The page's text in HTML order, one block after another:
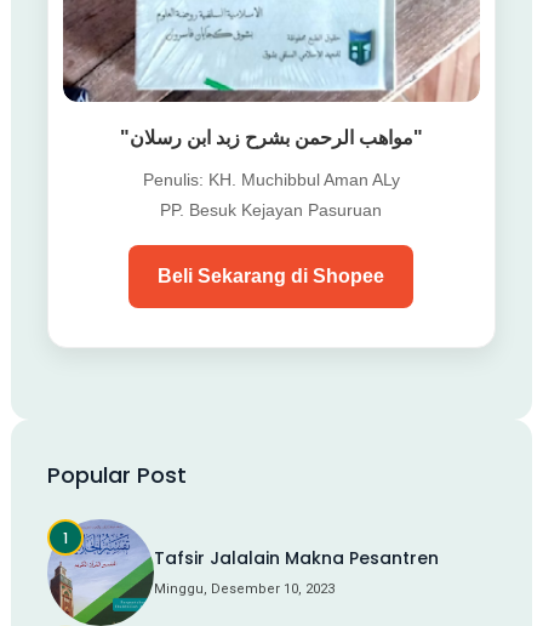
"مواهب الرحمن بشرح زبد ابن رسلان"
Penulis: KH. Muchibbul Aman ALy
PP. Besuk Kejayan Pasuruan
Beli Sekarang di Shopee
Popular Post
Tafsir Jalalain Makna Pesantren
Minggu, Desember 10, 2023